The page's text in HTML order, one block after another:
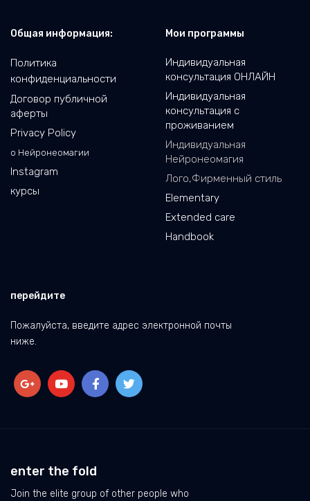
Общая информация:
Политика
конфиденциальности
Договор публичной
аферты
Privacy Policy
о Нейронеомагии
Instagram
курсы
Мои программы
Индивидуальная
консультация ОНЛАЙН
Индивидуальная
консультация с
проживанием
Индивидуальная
Нейронеомагия
Лого,Фирменный стиль
Elementary
Extended care
Handbook
перейдите
Пожалуйста, введите адрес электронной почты
ниже.
enter the fold
Join the elite group of other people who